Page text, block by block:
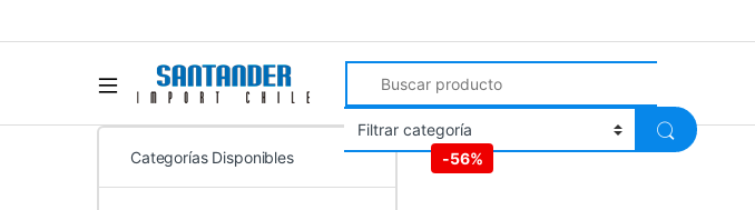
Search for:
-56%
Categorías Disponibles